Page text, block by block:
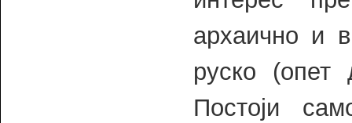
архаично и
руско
Постоји